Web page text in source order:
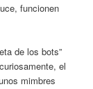
funcionen
de los bots”
el
mimbres